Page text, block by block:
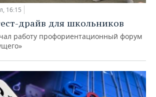
16:15
драйв для школьников
работу профориентационный форум